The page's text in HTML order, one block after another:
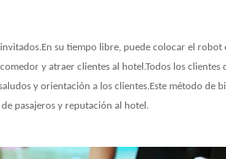
su tiempo libre, puede colocar el robot
y atraer clientes al hotel.Todos los clientes
y orientación a los clientes.Este método de
pasajeros y reputación al hotel.